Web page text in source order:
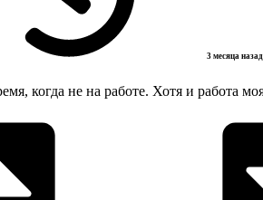
3 месяца назад
когда не на работе. Хотя и работа